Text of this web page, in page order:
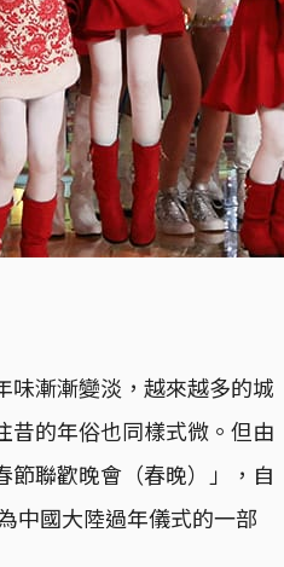
味漸漸變淡，越來越多的城
昔的年俗也同樣式微。但由
節聯歡晚會（春晚）」，自
中國大陸過年儀式的一部